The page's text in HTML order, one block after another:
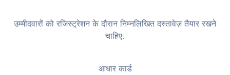
उम्मीदवारों को रजिस्ट्रेशन के दौरान निम्नलिखित दस्तावेज़ तैयार रखने
चाहिए:
आधार कार्ड